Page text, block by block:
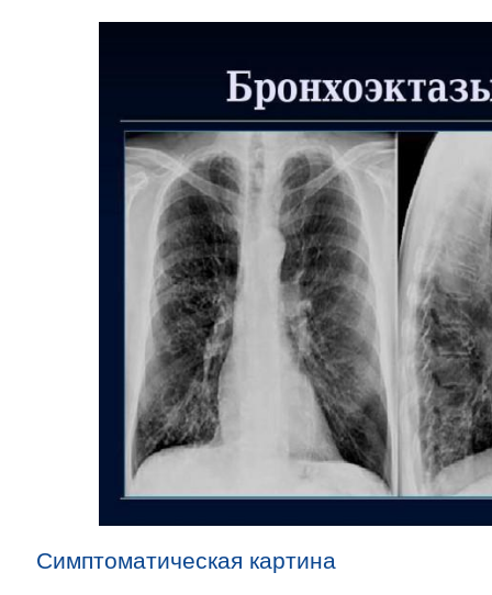
Симптоматическая картина